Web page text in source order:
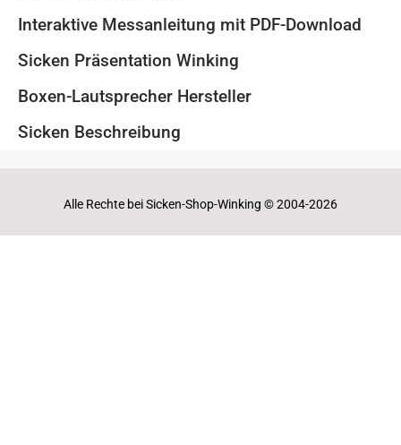
Interaktive Messanleitung mit PDF-Download
Sicken Präsentation Winking
Boxen-Lautsprecher Hersteller
Sicken Beschreibung
Alle Rechte bei Sicken-Shop-Winking © 2004-2026